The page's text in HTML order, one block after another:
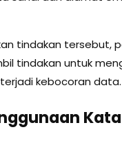
tindakan tersebut,
tindakan untuk
kebocoran data.